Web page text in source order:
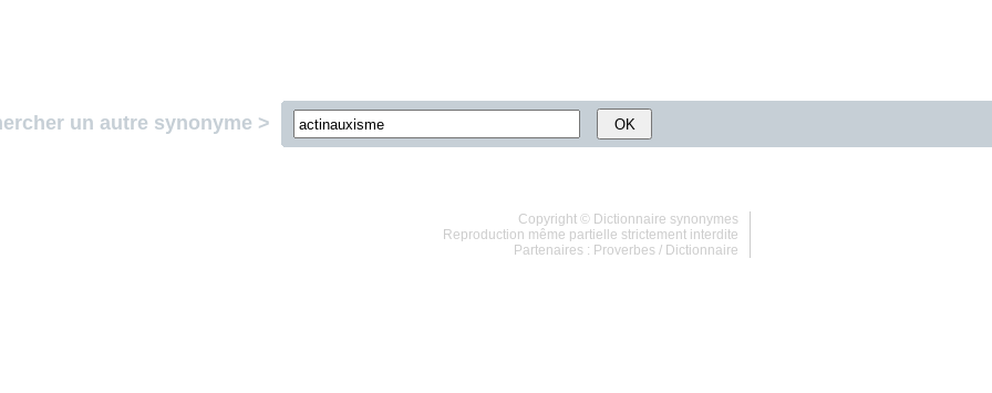
un autre synonyme >
Copyright © Dictionnaire synonymes
Reproduction même partielle strictement interdite
Partenaires : Proverbes / Dictionnaire